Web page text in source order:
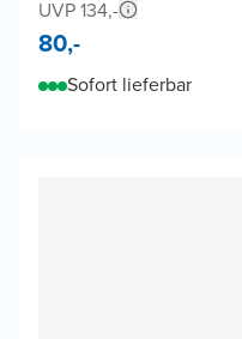
UVP 134,-
80,-
Sofort lieferbar